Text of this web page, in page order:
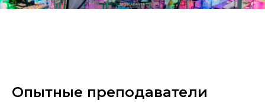
Опытные преподаватели